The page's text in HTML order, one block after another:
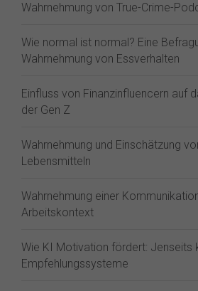
Wahrnehmung von True-Crime-
Wie normal ist normal? Eine
Wahrnehmung von Essverhalten
Einfluss von Finanzinfluencern auf
der Gen Z⁠
Wahrnehmung und Einschätzung
Lebensmitteln
Wahrnehmung einer
Arbeitskontext
Wie KI Motivation fördert: Jenseits
Empfehlungssysteme